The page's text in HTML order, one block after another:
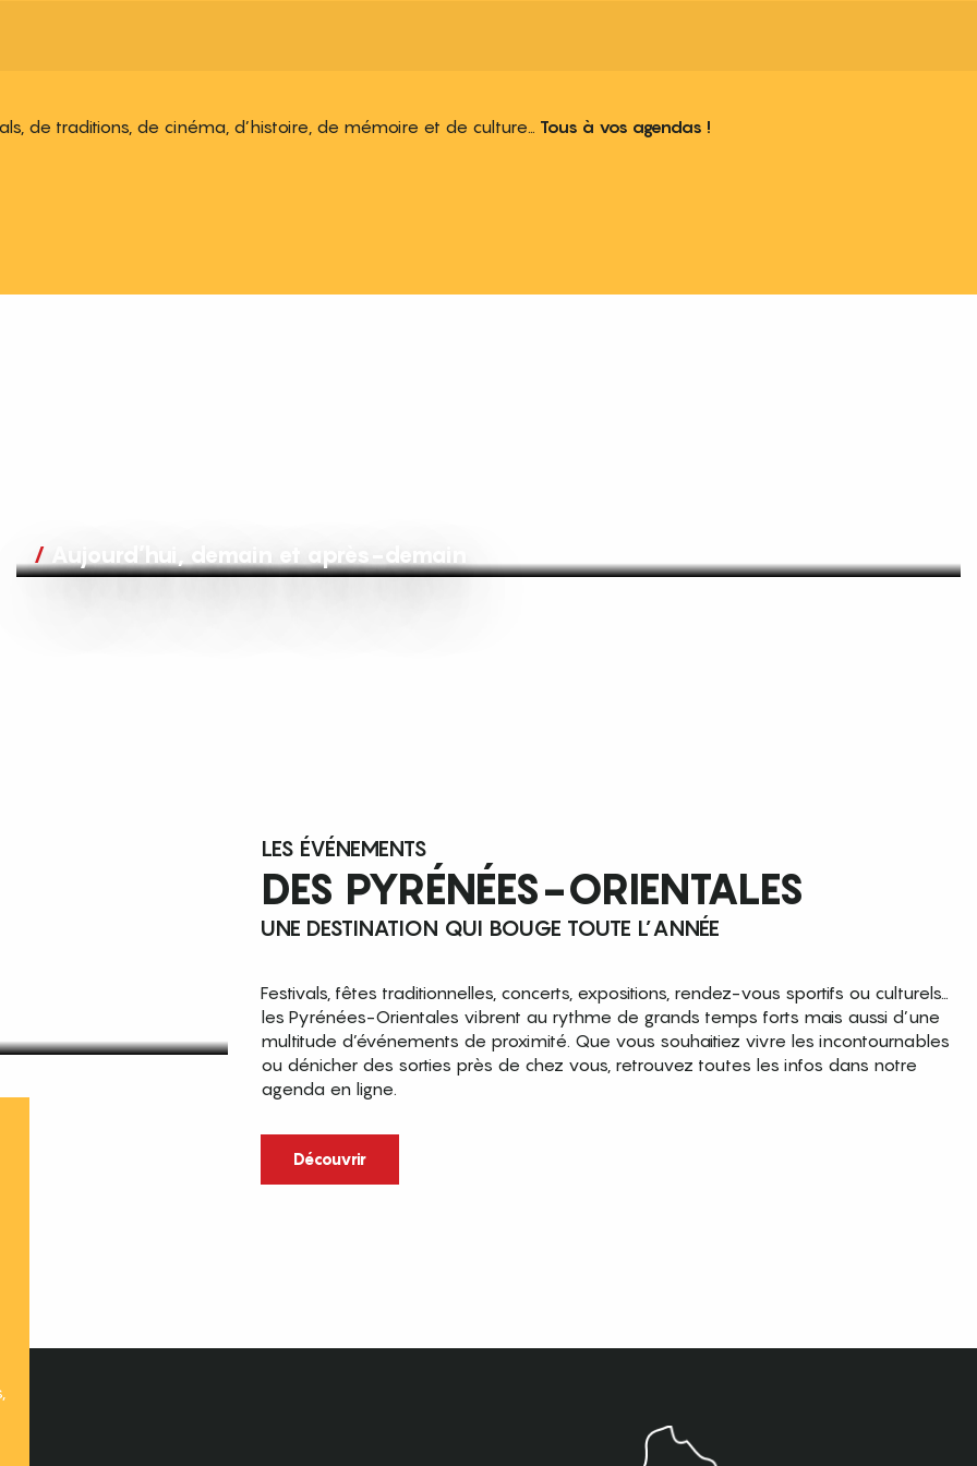
de traditions, de cinéma, d’histoire, de mémoire et de culture… Tous à vos agendas !
Aujourd’hui, demain et après-demain
LES ÉVÉNEMENTS
DES PYRÉNÉES-ORIENTALES
UNE DESTINATION QUI BOUGE TOUTE L’ANNÉE
Festivals, fêtes traditionnelles, concerts, expositions, rendez-vous sportifs ou culturels…
les Pyrénées-Orientales vibrent au rythme de grands temps forts mais aussi d’une
multitude d’événements de proximité. Que vous souhaitiez vivre les incontournables
ou dénicher des sorties près de chez vous, retrouvez toutes les infos dans notre
agenda en ligne.
Découvrir